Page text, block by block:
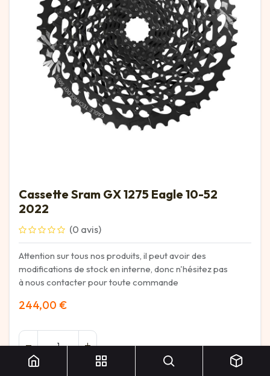
Cassette Sram GX 1275 Eagle 10-52
2022
(0 avis)
Attention sur tous nos produits, il peut avoir des
modifications de stock en interne, donc n'hésitez pas
à nous contacter pour toute commande
244,00 €